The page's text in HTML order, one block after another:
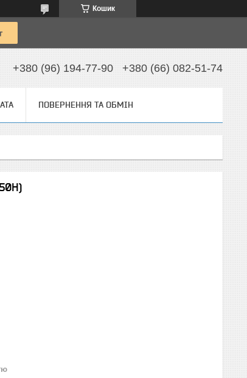
Кошик
+380 (96) 194-77-90 +380 (66) 082-51-74
ПОВЕРНЕННЯ ТА ОБМІН